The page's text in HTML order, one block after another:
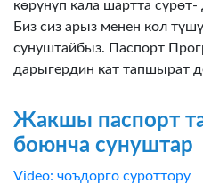
көрүнүп кала шартта
Биз сиз арыз менен кол
сунуштайбыз. Паспорт
дарыгердин кат тапшырат
Жакшы паспорт
боюнча сунуштар
Video: чоъдорго суроттору